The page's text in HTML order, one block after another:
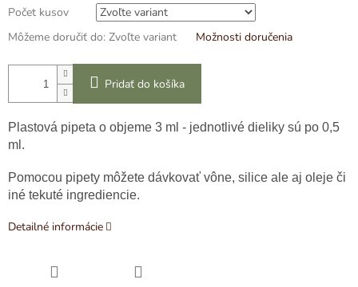
Počet kusov
Môžeme doručiť do: Zvoľte variant Možnosti doručenia
Pridať do košíka
Plastová pipeta o objeme 3 ml - jednotlivé dieliky sú po 0,5
ml.
Pomocou pipety môžete dávkovať vône, silice ale aj oleje či
iné tekuté ingrediencie.
Detailné informácie